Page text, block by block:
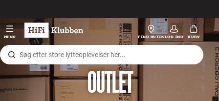
MENU FIND BUTIKLOG IND KURV
Hi-Fi
Højtaler
Pladespiller OUTLET